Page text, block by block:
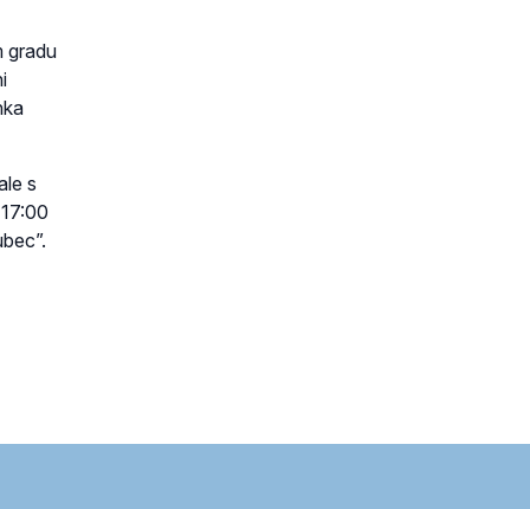
gradu
s